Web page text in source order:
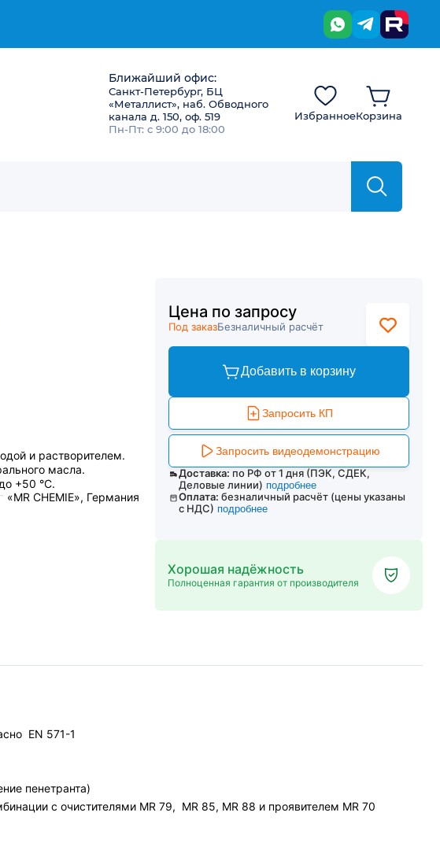
Ближайший офис:
Санкт-Петербург, БЦ
«Металлист», наб. Обводного
канала д. 150, оф. 519
Пн-Пт: с 9:00 до 18:00
ИзбранноеКорзина
и растворителем.
масла.
+50 °C.
«MR CHEMIE», Германия
Цена по запросу
Под заказБезналичный расчёт
Добавить в корзину
Запросить КП
Запросить видеодемонстрацию
Доставка: по РФ от 1 дня (ПЭК, СДЕК,
Деловые линии) подробнее
Оплата: безналичный расчёт (цены указаны
с НДС) подробнее
Хорошая надёжность
Полноценная гарантия от производителя
EN 571-1
пенетранта)
с очистителями MR 79, MR 85, MR 88 и проявителем MR 70